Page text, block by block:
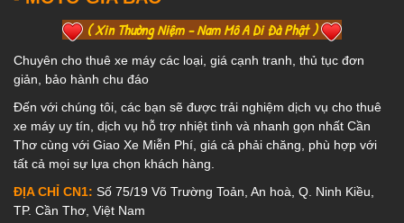
( Xin Thường Niệm - Nam Mô A Di Đà Phật )
Chuyên cho thuê xe máy các loại, giá cạnh tranh, thủ tục đơn
giản, bảo hành chu đáo
Đến với chúng tôi, các bạn sẽ được trải nghiệm dịch vụ cho thuê
xe máy uy tín, dịch vụ hỗ trợ nhiệt tình và nhanh gọn nhất Cần
Thơ cùng với Giao Xe Miễn Phí, giá cả phải chăng, phù hợp với
tất cả mọi sự lựa chọn khách hàng.
ĐỊA CHỈ CN1: Số 75/19 Võ Trường Toản, An hoà, Q. Ninh Kiều,
TP. Cần Thơ, Việt Nam